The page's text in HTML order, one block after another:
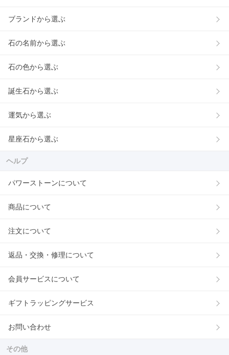
ブランドから選ぶ
石の名前から選ぶ
石の色から選ぶ
誕生石から選ぶ
運気から選ぶ
星座石から選ぶ
ヘルプ
パワーストーンについて
商品について
注文について
返品・交換・修理について
会員サービスについて
ギフトラッピングサービス
お問い合わせ
その他